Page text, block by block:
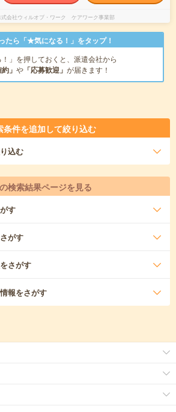
式会社ウィルオブ・ワーク ケアワーク事業部
たら「★気になる！」をタップ！
！」を押しておくと、派遣会社から
」 や 「応募歓迎」 が届きます！
条件を追加して絞り込む
込む
検索結果ページを見る
す
がす
さがす
報をさがす